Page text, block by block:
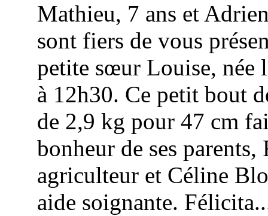
Mathieu, 7 ans et
sont fiers de vous
petite sœur Louise, née
à 12h30. Ce petit bout
de 2,9 kg pour 47 cm
bonheur de ses parents,
agriculteur et Céline
aide soignante.